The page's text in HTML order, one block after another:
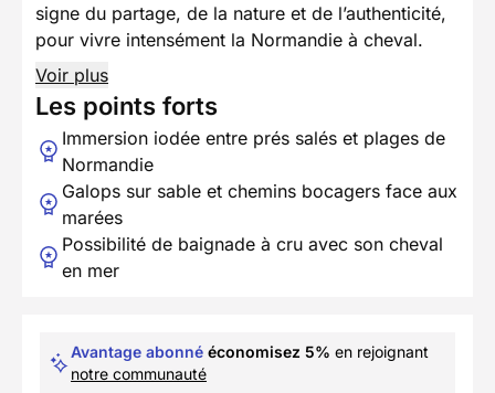
signe du partage, de la nature et de l’authenticité,
pour vivre intensément la Normandie à cheval.
Voir plus
Les points forts
Immersion iodée entre prés salés et plages de
Normandie
Galops sur sable et chemins bocagers face aux
marées
Possibilité de baignade à cru avec son cheval
en mer
Avantage abonné économisez 5% en rejoignant
notre communauté